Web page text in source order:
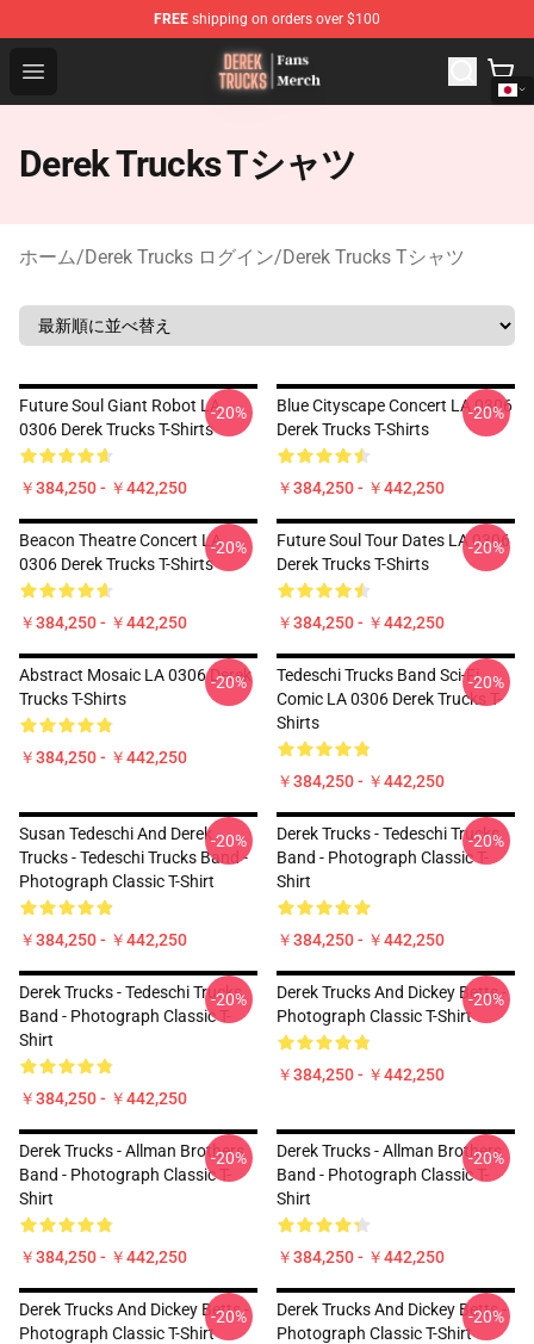
FREE shipping on orders over $100
Open menu
Derek Trucks Store - Official Derek Trucks Merchandise
Derek Trucks Tシャツ
ホーム/Derek Trucks ログイン/Derek Trucks Tシャツ
Future Soul Giant Robot LA
0306 Derek Trucks T-Shirts
￥384,250 - ￥442,250
-20%
Blue Cityscape Concert LA 0306
Derek Trucks T-Shirts
￥384,250 - ￥442,250
-20%
Beacon Theatre Concert LA
0306 Derek Trucks T-Shirts
￥384,250 - ￥442,250
-20%
Future Soul Tour Dates LA 0306
Derek Trucks T-Shirts
￥384,250 - ￥442,250
-20%
Abstract Mosaic LA 0306 Derek
Trucks T-Shirts
￥384,250 - ￥442,250
-20%
Tedeschi Trucks Band Sci-Fi
Comic LA 0306 Derek Trucks T-
Shirts
￥384,250 - ￥442,250
-20%
Susan Tedeschi And Derek
Trucks - Tedeschi Trucks Band -
Photograph Classic T-Shirt
￥384,250 - ￥442,250
-20%
Derek Trucks - Tedeschi Trucks
Band - Photograph Classic T-
Shirt
￥384,250 - ￥442,250
-20%
Derek Trucks - Tedeschi Trucks
Band - Photograph Classic T-
Shirt
￥384,250 - ￥442,250
-20%
Derek Trucks And Dickey Betts -
Photograph Classic T-Shirt
￥384,250 - ￥442,250
-20%
Derek Trucks - Allman Brothers
Band - Photograph Classic T-
Shirt
￥384,250 - ￥442,250
-20%
Derek Trucks - Allman Brothers
Band - Photograph Classic T-
Shirt
￥384,250 - ￥442,250
-20%
Derek Trucks And Dickey Betts -
Photograph Classic T-Shirt
-20%
Derek Trucks And Dickey Betts -
Photograph Classic T-Shirt
-20%